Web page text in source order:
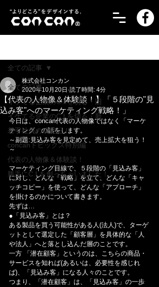
全ての記事
イケてる企業のC.I.を切る・旧
イケてる企業のC.I.を切る・新
若手社員の成長記！
concanトピックス特別編
代表の人物像＆体験談！
勝手にC.I.を創っちゃいました！
全ての記事
【代表の人物像＆体験談！】「５段階の"見
込み客"へのマーケティング戦略！」
株式会社コンカン
2020年10月20日 読了時間: 4分
今日は、concan代表の人物像ではなく「マーケ
ティング」の話をします。
～副題:見込み客を見定めて、売上拡大を狙う！
～
マーケティング目線で、５段階の「見込み客」
に対し、どんな「戦略」を立て、どんな「キャ
ッチコピー」を使って、どんな「アプローチ」
を掛けるのかについて書きます。
先ずは…
●「見込み客」とは？
ある製品を買う可能性がある人(法人)で、ターゲ
ットとして選定した「顧客層」を具体的な「人
や法人」へと落とし込んだ層のことです。
一方 「潜在顧客」というのは、こちらの商品・
サービスを知れば(あるいは、必要性を感じれ
ば)、「見込み客」になる人々のことです。
つまり、「潜在顧客」は、「見込み客」の一歩